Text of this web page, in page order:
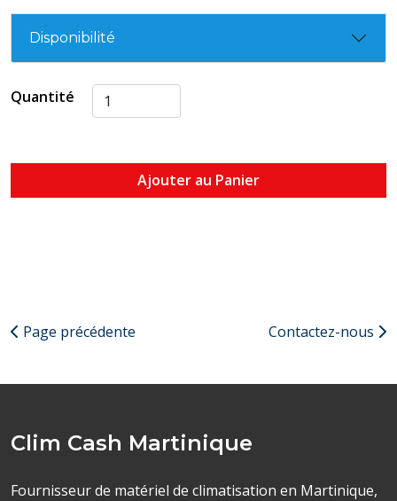
Disponibilité
Quantité
Ajouter au Panier
Page précédente Contactez-nous
Clim Cash Martinique
Fournisseur de matériel de climatisation en Martinique,